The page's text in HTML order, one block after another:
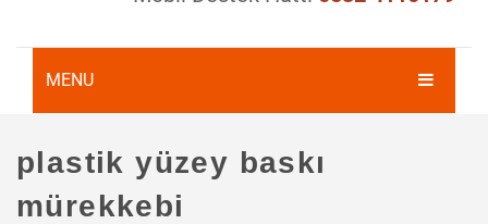
MENU
plastik yüzey baskı
mürekkebi